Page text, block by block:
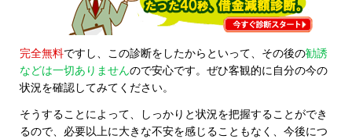
完全無料ですし、この診断をしたからといって、その後の勧誘
などは一切ありませんので安心です。ぜひ客観的に自分の今の
状況を確認してみてください。
そうすることによって、しっかりと状況を把握することができ
るので、必要以上に大きな不安を感じることもなく、今後につ